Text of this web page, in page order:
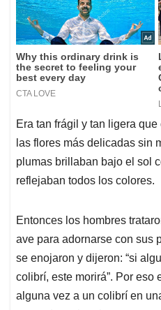
Era tan frágil y tan ligera
las flores más delicadas sin
plumas brillaban bajo el sol
reflejaban todos los colores.
Entonces los hombres
ave para adornarse con sus
se enojaron y dijeron: “si
colibrí, este morirá”. Por eso
alguna vez a un colibrí en